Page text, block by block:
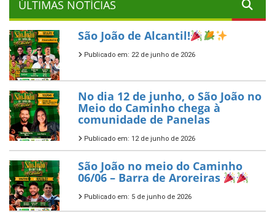
ÚLTIMAS NOTÍCIAS
São João de Alcantil!
Publicado em: 22 de junho de 2026
No dia 12 de junho, o São João no
Meio do Caminho chega à
comunidade de Panelas
Publicado em: 12 de junho de 2026
São João no meio do Caminho
06/06 – Barra de Aroreiras
Publicado em: 5 de junho de 2026